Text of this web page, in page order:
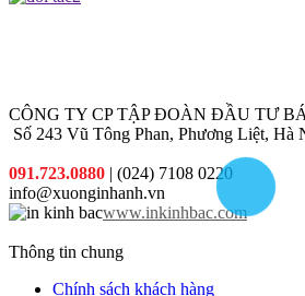
CÔNG TY CP TẬP ĐOÀN ĐẦU TƯ
Số 243 Vũ Tông Phan, Phương Liệt, Hà
091.723.0880 | (024) 7108 0220
info@xuonginhanh.vn
www.inkinhbac.com
Thông tin chung
Chính sách khách hàng